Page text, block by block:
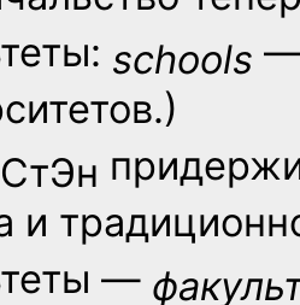
schools —
СтЭн
и
—